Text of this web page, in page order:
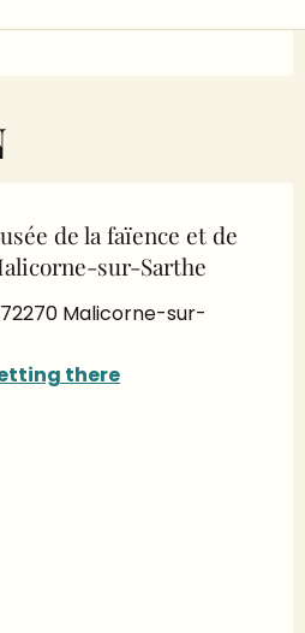
de la faïence et de
sur-Sarthe
Malicorne-sur-
there